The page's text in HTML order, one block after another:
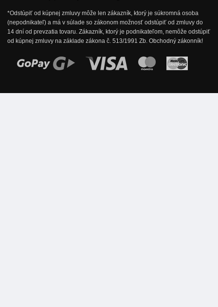
*Odstúpiť od kúpnej zmluvy môže len zákazník, ktorý je súkromná osoba
(nepodnikateľ) a má v súlade so zákonom možnosť odstúpiť od zmluvy do
14 dní od prevzatia tovaru. Zákazník, ktorý je podnikateľom, nemôže odstúpiť
od kúpnej zmluvy na základe zákona č. 513/1991 Zb. Obchodný zákonník!
Možnosti online platby